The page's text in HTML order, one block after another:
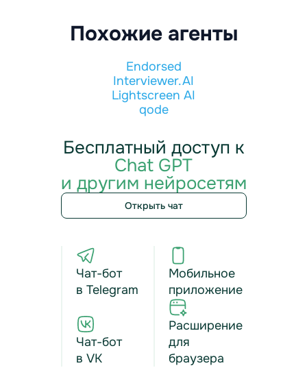
Похожие агенты
Endorsed
Interviewer.AI
Lightscreen AI
qode
Бесплатный доступ к
Chat GPT
и другим нейросетям
Открыть чат
Чат-бот
в Telegram
Чат-бот
в VK
Мобильное
приложение
Расширение
для
браузера